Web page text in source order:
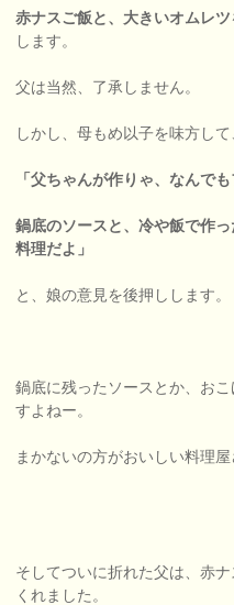
赤ナスご飯と、大きいオムレツ
します。
父は当然、了承しません。
しかし、母もめ以子を味方して
「父ちゃんが作りゃ、なんで
鍋底のソースと、冷や飯で作
料理だよ」
と、娘の意見を後押しします。
鍋底に残ったソースとか、お
すよねー。
まかないの方がおいしい料理
そしてついに折れた父は、赤
くれました。